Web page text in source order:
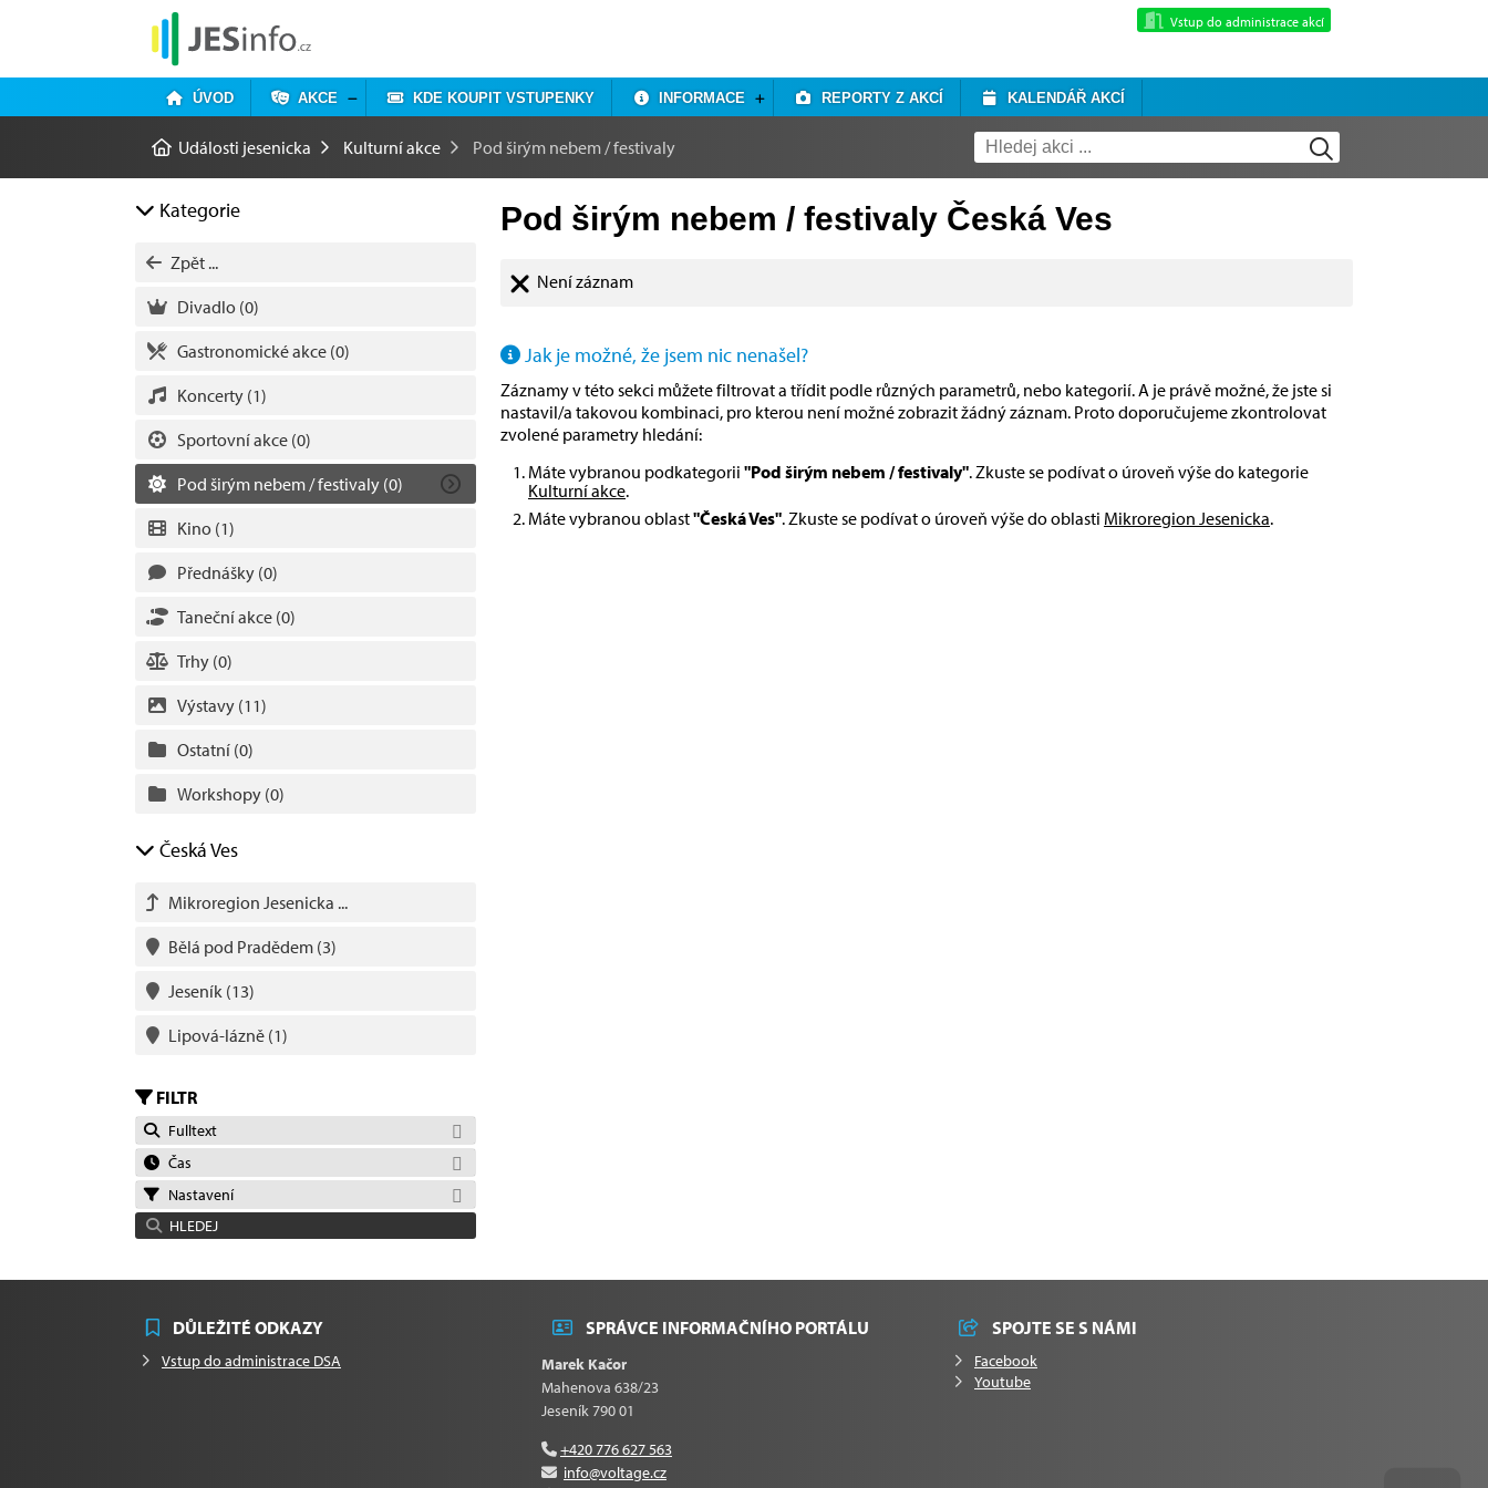
Vstup do administrace akcí
ÚVOD AKCE KDE KOUPIT VSTUPENKY INFORMACE REPORTY Z AKCÍ KALENDÁŘ AKCÍ
Události jesenicka Kulturní akce Pod širým nebem / festivaly
Kategorie
Zpět ...
Divadlo (0)
Gastronomické akce (0)
Koncerty (1)
Sportovní akce (0)
Pod širým nebem / festivaly (0)
Kino (1)
Přednášky (0)
Taneční akce (0)
Trhy (0)
Výstavy (11)
Ostatní (0)
Workshopy (0)
Česká Ves
Mikroregion Jesenicka ...
Bělá pod Pradědem (3)
Jeseník (13)
Lipová-lázně (1)
FILTR
Fulltext
Čas
Nastavení
HLEDEJ
Pod širým nebem / festivaly Česká Ves
Není záznam
Jak je možné, že jsem nic nenašel?
Záznamy v této sekci můžete filtrovat a třídit podle různých parametrů, nebo kategorií. A je právě možné, že jste si
nastavil/a takovou kombinaci, pro kterou není možné zobrazit žádný záznam. Proto doporučujeme zkontrolovat
zvolené parametry hledání:
Máte vybranou podkategorii "Pod širým nebem / festivaly". Zkuste se podívat o úroveň výše do kategorie
Kulturní akce.
Máte vybranou oblast"Česká Ves". Zkuste se podívat o úroveň výše do oblasti Mikroregion Jesenicka.
DŮLEŽITÉ ODKAZY
Vstup do administrace DSA
SPRÁVCE INFORMAČNÍHO PORTÁLU
Marek Kačor
Mahenova 638/23
Jeseník 790 01
+420 776 627 563
info@voltage.cz
SPOJTE SE S NÁMI
Facebook
Youtube